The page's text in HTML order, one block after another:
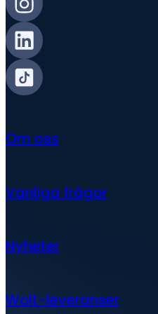
Om oss
Vanliga frågor
Nyheter
Wolt-leveranser